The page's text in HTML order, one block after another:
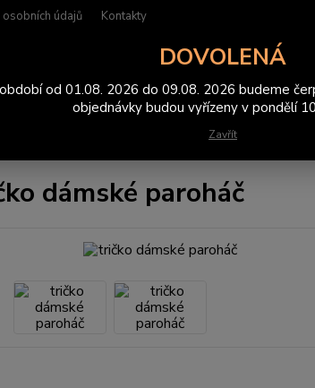
osobních údajů Kontakty
dámské paroháč
DOVOLENÁ
od 01.08. 2026 do 09.08. 2026 budeme
objednávky budou vyřízeny v pondělí
Zavřít